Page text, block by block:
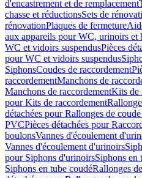
d'encastrement et de remplacement
chasse et réductionsSets de
rénovationPlaques de fermeture
aux appareils pour WC, urinoirs et
WC et vidoirs suspendusPièces
pour WC et vidoirs suspendus
SiphonsCoudes de raccordement
raccordementManchons de
Manchons de raccordementKits de
pour Kits de raccordement
détachées pour Rallonges de coude
PVCPièces détachées pour
boulonsVannes d'écoulement
Vannes d'écoulement d'urinoirs
pour Siphons d'urinoirsSiphons en
Siphons en tube coudéRallonges